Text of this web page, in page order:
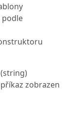
string)
zobrazen